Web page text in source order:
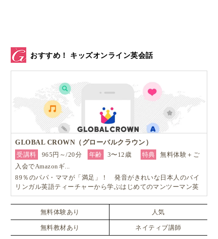
おすすめ！ キッズオンライン英会話
GLOBAL CROWN（グローバルクラウン）
受講料
965円～/20分 年齢 3〜12歳 特典
無料体験＋ご
入会でAmazonギ...
89％のパパ・ママが「満足」！ 発音がきれいな日本人のバイ
リンガル英語ティーチャーから学ぶはじめてのマンツーマン英
会話
無料体験あり 人気
無料教材あり ネイティブ講師